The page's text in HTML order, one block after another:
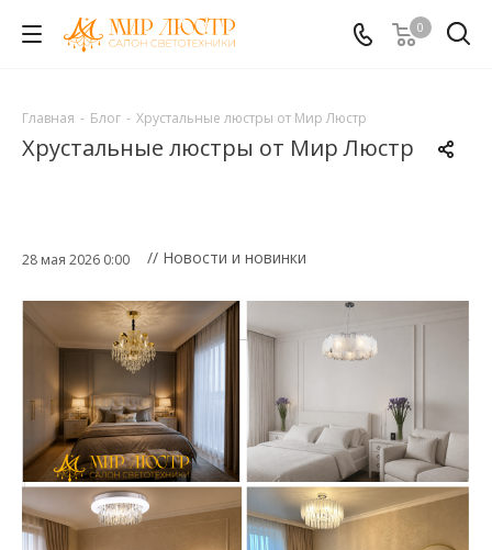
0
Главная - Блог - Хрустальные люстры от Мир Люстр
Хрустальные люстры от Мир Люстр
28 мая 2026 0:00 // Новости и новинки